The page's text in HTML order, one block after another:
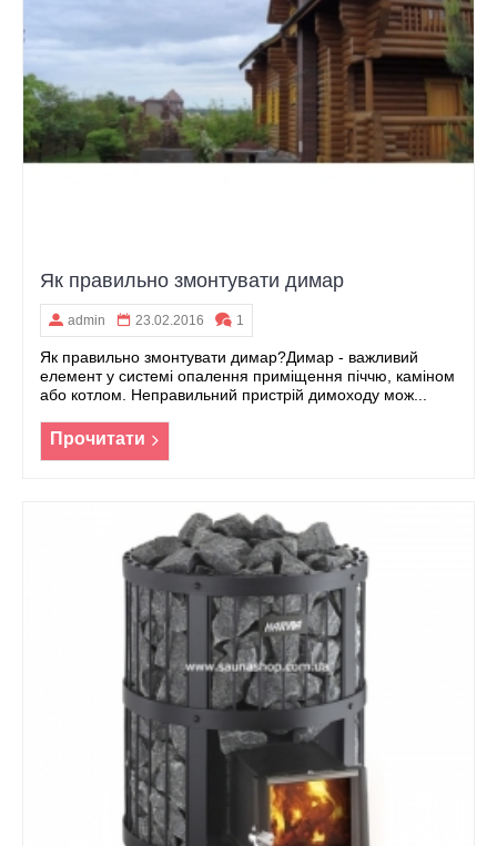
Як правильно змонтувати димар
admin 23.02.2016 1
Як правильно змонтувати димар?Димар - важливий
елемент у системі опалення приміщення піччю, каміном
або котлом. Неправильний пристрій димоходу мож...
Прочитати